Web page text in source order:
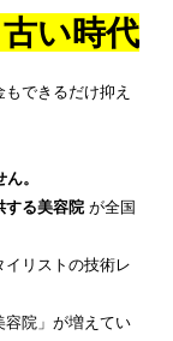
い時代
できるだけ抑え
。
する美容院 が全国
リストの技術レ
容院」が増えてい